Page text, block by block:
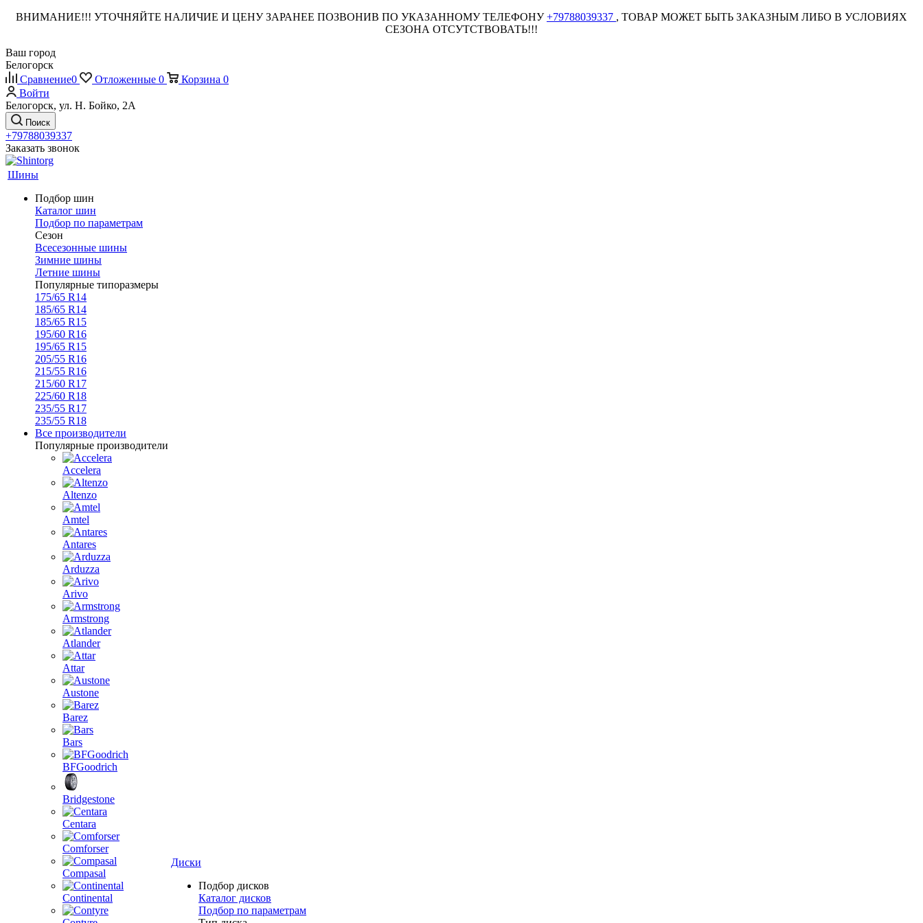
ВНИМАНИЕ!!! УТОЧНЯЙТЕ НАЛИЧИЕ И ЦЕНУ ЗАРАНЕЕ ПОЗВОНИВ ПО УКАЗАННОМУ ТЕЛЕФОНУ+79788039337 , ТОВАР МОЖЕТ БЫТЬ ЗАКАЗНЫМ ЛИБО В УСЛОВИЯХ
СЕЗОНА ОТСУТСТВОВАТЬ!!!
Ваш город
Белогорск
Сравнение0 Отложенные 0 Корзина 0
Войти
Белогорск, ул. Н. Бойко, 2А
Поиск
+79788039337
Заказать звонок
Шины
Подбор шин
Каталог шин
Подбор по параметрам
Сезон
Всесезонные шины
Зимние шины
Летние шины
Популярные типоразмеры
175/65 R14
185/65 R14
185/65 R15
195/60 R16
195/65 R15
205/55 R16
215/55 R16
215/60 R17
225/60 R18
235/55 R17
235/55 R18
Все производители
Популярные производители
Accelera
Altenzo
Amtel
Antares
Arduzza
Arivo
Armstrong
Atlander
Attar
Austone
Barez
Bars
BFGoodrich
Bridgestone
Centara
Comforser
Compasal
Continental
Диски
Подбор дисков
Каталог дисков
Подбор по параметрам